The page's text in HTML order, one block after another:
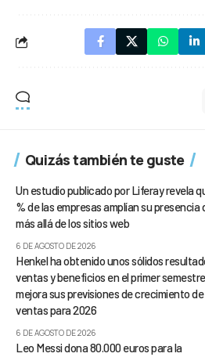
Quizás también te guste
Un estudio publicado por Liferay revela
% de las empresas amplían su presencia
más allá de los sitios web
6 DE AGOSTO DE 2026
Henkel ha obtenido unos sólidos
ventas y beneficios en el primer
mejora sus previsiones de crecimiento de
ventas para 2026
6 DE AGOSTO DE 2026
Leo Messi dona 80.000 euros para la